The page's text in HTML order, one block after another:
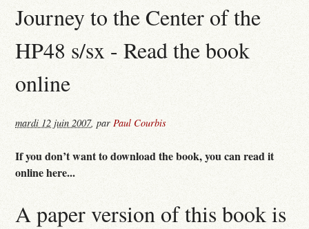
Journey to the Center of the
HP48 s/sx - Read the book
online
mardi 12 juin 2007,parPaul Courbis
If you don’t want to download the book, you can read it
online here...
A paper version of this book is